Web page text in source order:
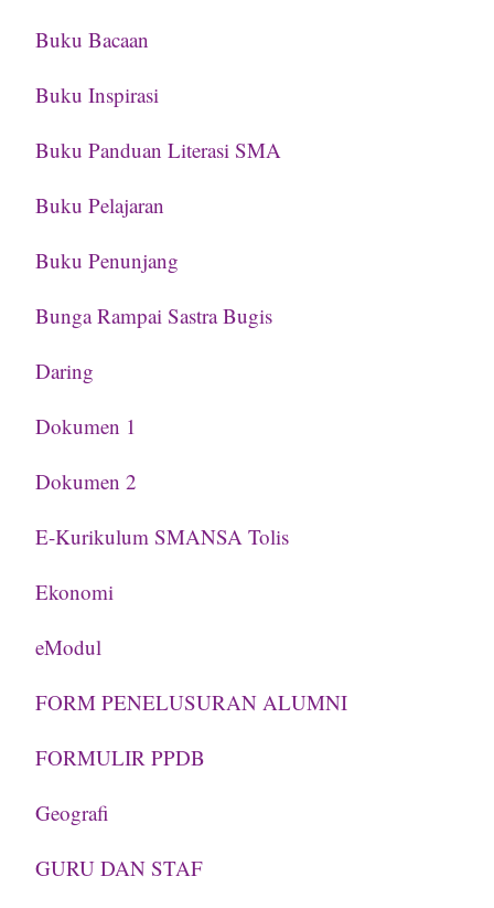
Buku Bacaan
Buku Inspirasi
Buku Panduan Literasi SMA
Buku Pelajaran
Buku Penunjang
Bunga Rampai Sastra Bugis
Daring
Dokumen 1
Dokumen 2
E-Kurikulum SMANSA Tolis
Ekonomi
eModul
FORM PENELUSURAN ALUMNI
FORMULIR PPDB
Geografi
GURU DAN STAF